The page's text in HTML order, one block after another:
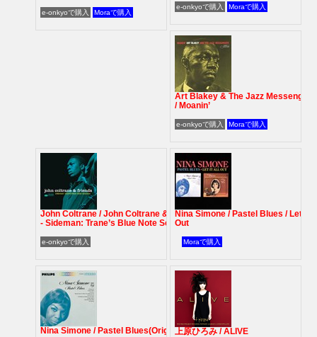
e-onkyoで購入 Moraで購入
e-onkyoで購入 Moraで購入
Art Blakey & The Jazz Messengers
/ Moanin’
e-onkyoで購入 Moraで購入
John Coltrane /John Coltrane & Friends
- Sideman: Trane’s Blue Note Sessions
e-onkyoで購入
Nina Simone / Pastel Blues / Let It
Out
Moraで購入
Nina Simone / Pastel Blues(Originals)上原ひろみ / ALIVE